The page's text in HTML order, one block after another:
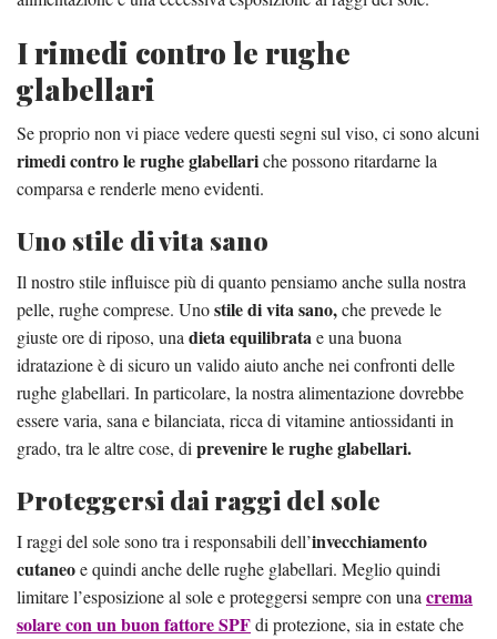
I rimedi contro le rughe
glabellari
Se proprio non vi piace vedere questi segni sul viso, ci sono alcuni
rimedi contro le rughe glabellariche possono ritardarne la
comparsa e renderle meno evidenti.
Uno stile di vita sano
Il nostro stile influisce più di quanto pensiamo anche sulla nostra
pelle, rughe comprese. Unostile di vita sano,che prevede le
giuste ore di riposo, unadieta equilibratae una buona
idratazione è di sicuro un valido aiuto anche nei confronti delle
rughe glabellari. In particolare, la nostra alimentazione dovrebbe
essere varia, sana e bilanciata, ricca di vitamine antiossidanti in
grado, tra le altre cose, diprevenire le rughe glabellari.
Proteggersi dai raggi del sole
I raggi del sole sono tra i responsabili dell’invecchiamento
cutaneoe quindi anche delle rughe glabellari. Meglio quindi
limitare l’esposizione al sole e proteggersi sempre con unacrema
solare con un buon fattore SPFdi protezione, sia in estate che